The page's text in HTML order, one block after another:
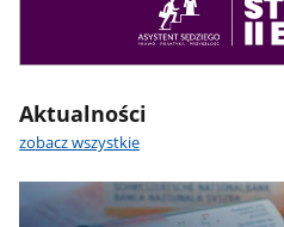
Aktualności
zobacz wszystkie